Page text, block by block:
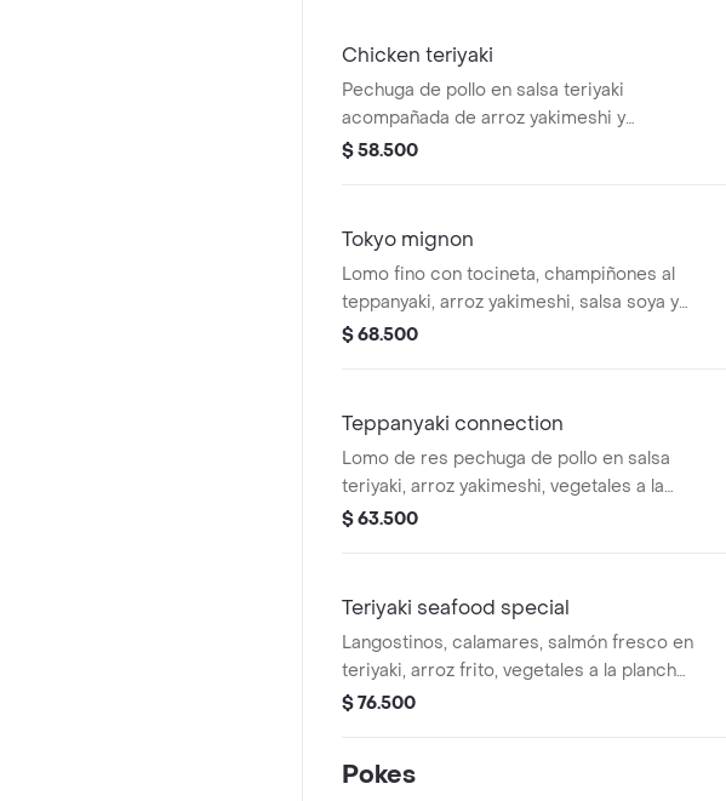
Chicken teriyaki
Pechuga de pollo en salsa teriyaki
acompañada de arroz yakimeshi y
vegetales en el teppanyaki.
$ 58.500
Tokyo mignon
Lomo fino con tocineta, champiñones al
teppanyaki, arroz yakimeshi, salsa soya y
teriyaki.
$ 68.500
Teppanyaki connection
Lomo de res pechuga de pollo en salsa
teriyaki, arroz yakimeshi, vegetales a la
plancha, salsa soya y teriyaki.
$ 63.500
Teriyaki seafood special
Langostinos, calamares, salmón fresco en
teriyaki, arroz frito, vegetales a la plancha
en teppanyaki, salsa soya y teriyaki
$ 76.500
Pokes